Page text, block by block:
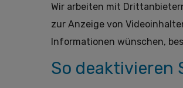
Wir arbeiten mit
zur Anzeige von
Informationen wünschen,
So deaktivieren